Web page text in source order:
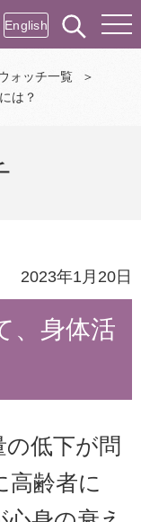
English
ォッチ一覧
＞
は？
2023年1月20日
、身体活
低下が問
高齢者に